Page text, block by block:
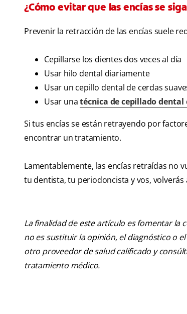
¿Cómo evitar que las encías se
Prevenir la retracción de las encías suele
Cepillarse los dientes dos veces al día
Usar hilo dental diariamente
Usar un cepillo dental de cerdas
Usar unatécnica de cepillado dental
Si tus encías se están retrayendo por
encontrar un tratamiento.
Lamentablemente, las encías retraídas no
tu dentista, tu periodoncista y vos,
La finalidad de este artículo es fomentar la
no es sustituir la opinión, el diagnóstico o
otro proveedor de salud calificado y
tratamiento médico.